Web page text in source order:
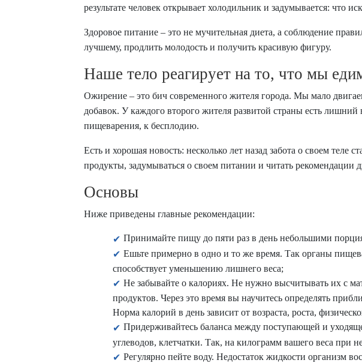
результате человек открывает холодильник и задумывается: что
Здоровое питание – это не мучительная диета, а соблюдение
лучшему, продлить молодость и получить красивую фигуру.
Наше тело реагирует на то, что мы
Ожирение – это бич современного жителя города. Мы мало
добавок. У каждого второго жителя развитой страны есть
пищеварения, к бесплодию.
Есть и хорошая новость: несколько лет назад забота о своем
продукты, задумываться о своем питании и читать рекомендации
Основы
Ниже приведены главные рекомендации:
Принимайте пищу до пяти раз в день небольшими
Ешьте примерно в одно и то же время. Так органы
способствует уменьшению лишнего веса;
Не забывайте о калориях. Не нужно высчитывать их с
продуктов. Через это время вы научитесь определять
Норма калорий в день зависит от возраста, роста,
Придерживайтесь баланса между поступающей и
углеводов, клетчатки. Так, на килограмм вашего веса при
Регулярно пейте воду. Недостаток жидкости организм